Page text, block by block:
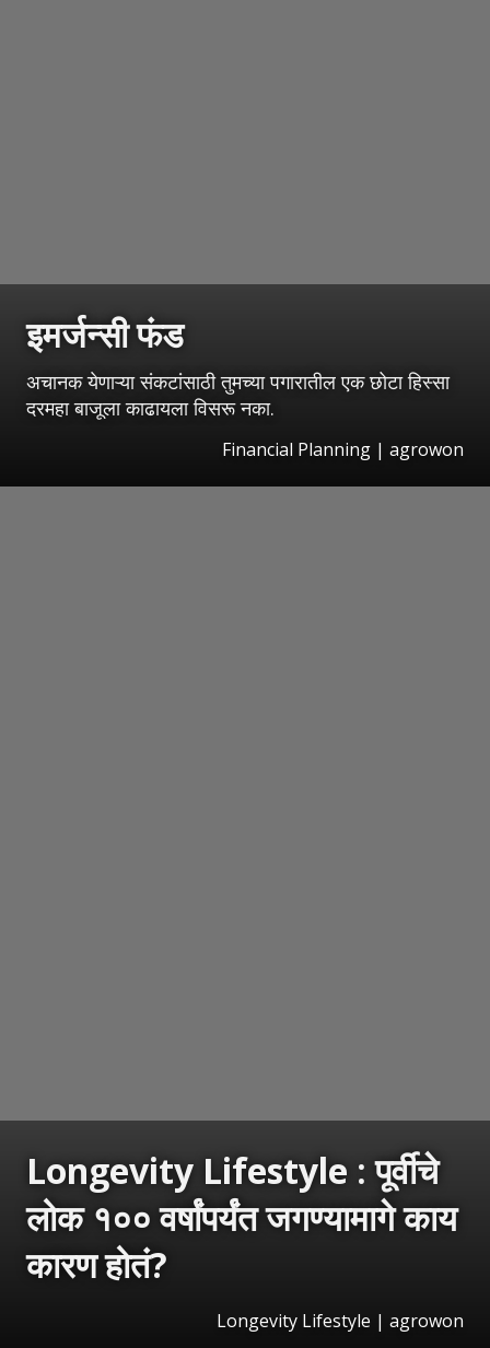
इमर्जन्सी फंड
अचानक येणाऱ्या संकटांसाठी तुमच्या पगारातील एक छोटा हिस्सा
दरमहा बाजूला काढायला विसरू नका.
Financial Planning | agrowon
Longevity Lifestyle : पूर्वीचे
लोक १०० वर्षांपर्यंत जगण्यामागे काय
कारण होतं?
Longevity Lifestyle | agrowon